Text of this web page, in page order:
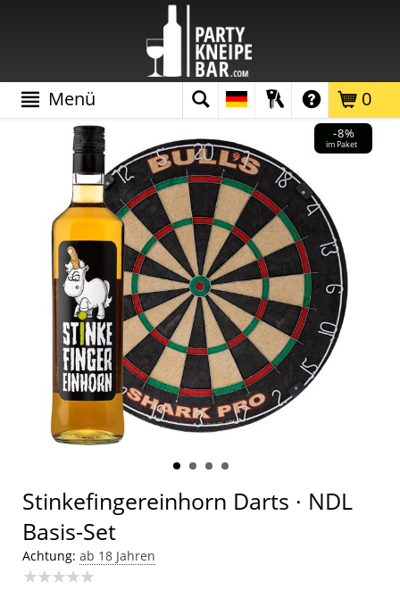
0
Menü
-8%
im Paket
Stinkefingereinhorn Darts · NDL
Basis-Set
Achtung: ab 18 Jahren
★★★★★